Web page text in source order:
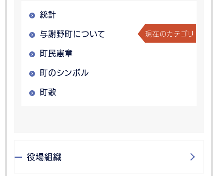
統計
与謝野町について 現在のカテゴリ
町民憲章
町のシンボル
町歌
役場組織